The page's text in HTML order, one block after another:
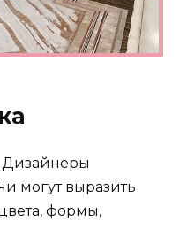
Дизайнеры
могут выразить
формы,